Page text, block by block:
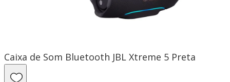
Caixa de Som Bluetooth JBL Xtreme 5 Preta